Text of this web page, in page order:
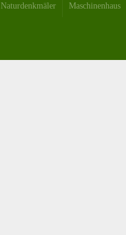
Naturdenkmäler Maschinenhaus